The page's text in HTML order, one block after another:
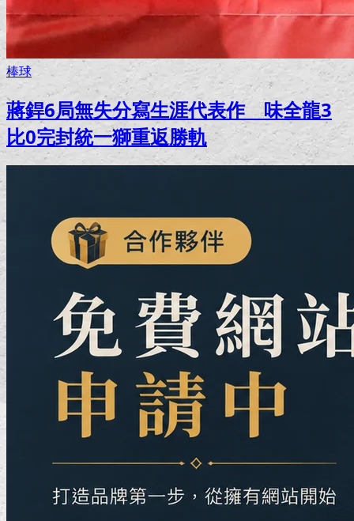
棒球
蔣銲6局無失分寫生涯代表作 味全龍3
比0完封統一獅重返勝軌